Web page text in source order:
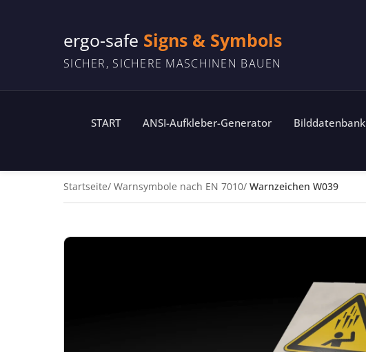
ergo-safe Signs & Symbols
SICHER, SICHERE MASCHINEN BAUEN
START ANSI-Aufkleber-Generator Bilddatenbank
Startseite Warnsymbole nach EN 7010 Warnzeichen W039